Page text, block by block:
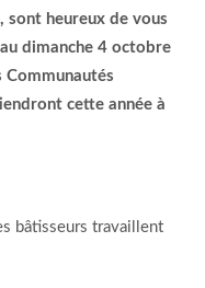
sont heureux de vous
dimanche 4 octobre
Communautés
cette année à
bâtisseurs travaillent